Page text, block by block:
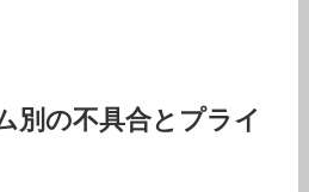
別の不具合とプライ